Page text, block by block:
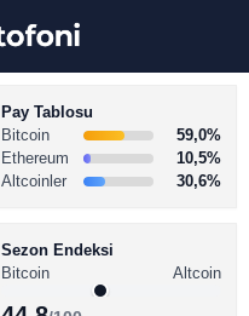
Pay Tablosu
Bitcoin
59,0%
Ethereum
10,5%
Altcoinler
30,6%
Sezon Endeksi
Bitcoin
Altcoin